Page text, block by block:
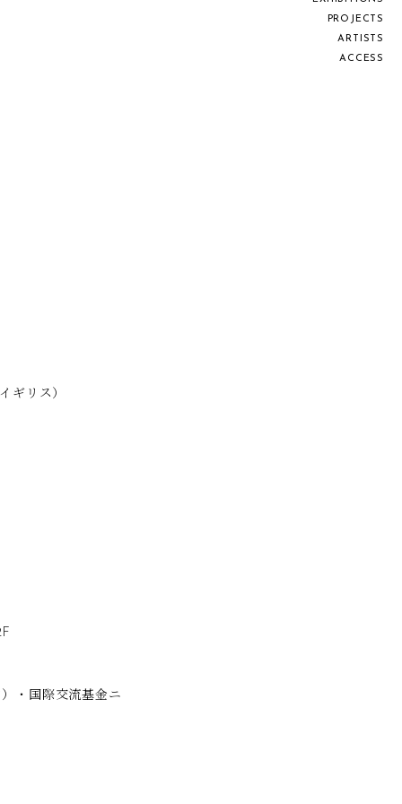
PRO J EC TS
A R S TS
AC C ESS
ギリス）
・国際交流基金ニ